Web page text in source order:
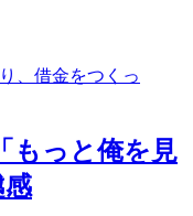
もっと俺を見